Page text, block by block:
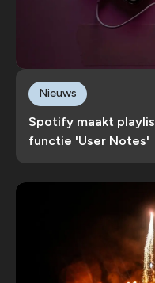
Spotify maakt
functie 'User Notes'
Nieuws